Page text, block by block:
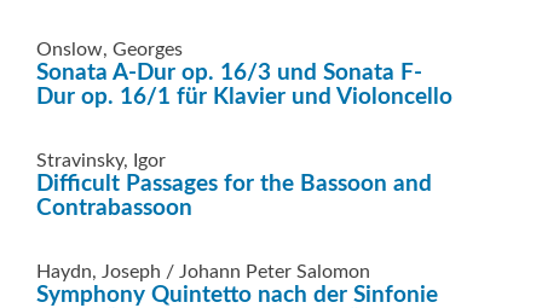
Onslow, Georges
Sonata A-Dur op. 16/3 und Sonata F-
Dur op. 16/1 für Klavier und Violoncello
Stravinsky, Igor
Difficult Passages for the Bassoon and
Contrabassoon
Haydn, Joseph / Johann Peter Salomon
Symphony Quintetto nach der Sinfonie